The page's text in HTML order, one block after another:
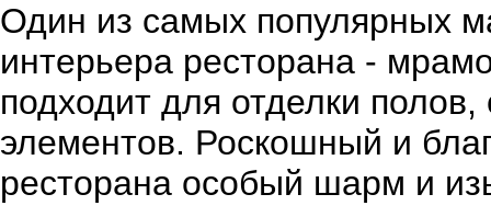
Один из самых популярных
интерьера ресторана -
подходит для отделки
элементов. Роскошный и
ресторана особый шарм и